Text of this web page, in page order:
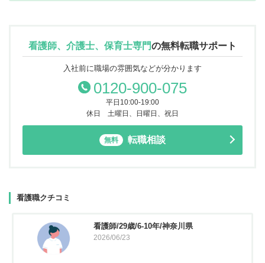
看護師、介護士、保育士専門の無料転職サポート
入社前に職場の雰囲気などが分かります
0120-900-075
平日10:00-19:00
休日 土曜日、日曜日、祝日
無料 転職相談
看護職クチコミ
看護師/29歳/6-10年/神奈川県
2026/06/23